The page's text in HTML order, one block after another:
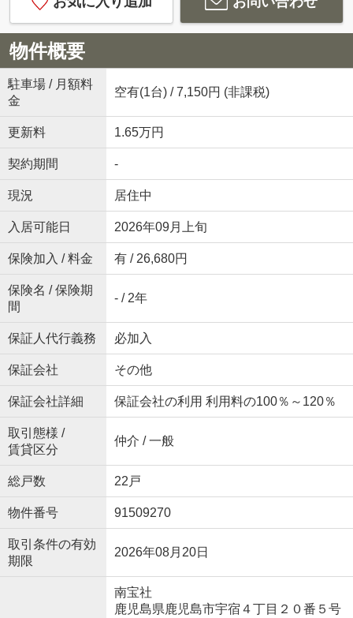
物件概要
駐車場 / 月額料
金
空有(1台) / 7,150円 (非課税)
更新料 1.65万円
契約期間 -
現況 居住中
入居可能日 2026年09月上旬
保険加入 / 料金 有 / 26,680円
保険名 / 保険期
間
- / 2年
保証人代行義務 必加入
保証会社 その他
保証会社詳細 保証会社の利用 利用料の100％～120％
取引態様 /
賃貸区分
仲介 / 一般
総戸数 22戸
物件番号 91509270
取引条件の有効
期限
2026年08月20日
南宝社
鹿児島県鹿児島市宇宿４丁目２０番５号